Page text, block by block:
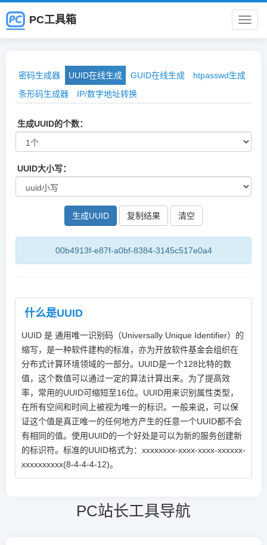
PC
PC工具箱
密码生成器 UUID在线生成 GUID在线生成
htpasswd生成
条形码生成器
IP/数字地址转换
生成UUID的个数：
UUID大小写：
复制结果
00b4913f-e87f-a0bf-8384-3145c517e0a4
什么是UUID
UUID 是 通用唯一识别码（Universally Unique Identifier）的
缩写，是一种软件建构的标准，亦为开放软件基金会组织在
分布式计算环境领域的一部分。UUID是一个128比特的数
值，这个数值可以通过一定的算法计算出来。为了提高效
率，常用的UUID可缩短至16位。UUID用来识别属性类型，
在所有空间和时间上被视为唯一的标识。一般来说，可以保
证这个值是真正唯一的任何地方产生的任意一个UUID都不会
有相同的值。使用UUID的一个好处是可以为新的服务创建新
的标识符。标准的UUID格式为：xxxxxxxx-xxxx-xxxx-xxxxxx-
xxxxxxxxxx(8-4-4-4-12)。
PC站长工具导航